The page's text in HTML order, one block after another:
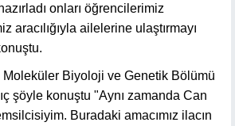
onları öğrencilerimiz
aracılığıyla ailelerine ulaştırmayı
Biyoloji ve Genetik Bölümü
şöyle konuştu "Aynı zamanda Can
Buradaki amacımız ilacın